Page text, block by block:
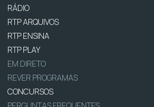
RÁDIO
RTP ARQUIVOS
RTP ENSINA
RTP PLAY
EM DIRETO
REVER PROGRAMAS
CONCURSOS